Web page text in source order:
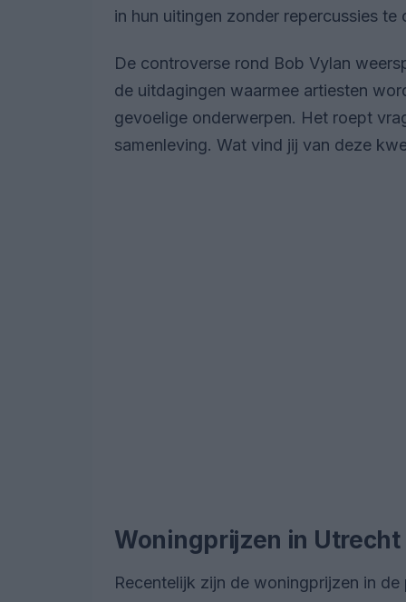
in hun uitingen zonder repercussies te
De controverse rond Bob Vylan
de uitdagingen waarmee artiesten
gevoelige onderwerpen. Het roept
samenleving. Wat vind jij van deze
Woningprijzen in Utrecht
Recentelijk zijn de woningprijzen in